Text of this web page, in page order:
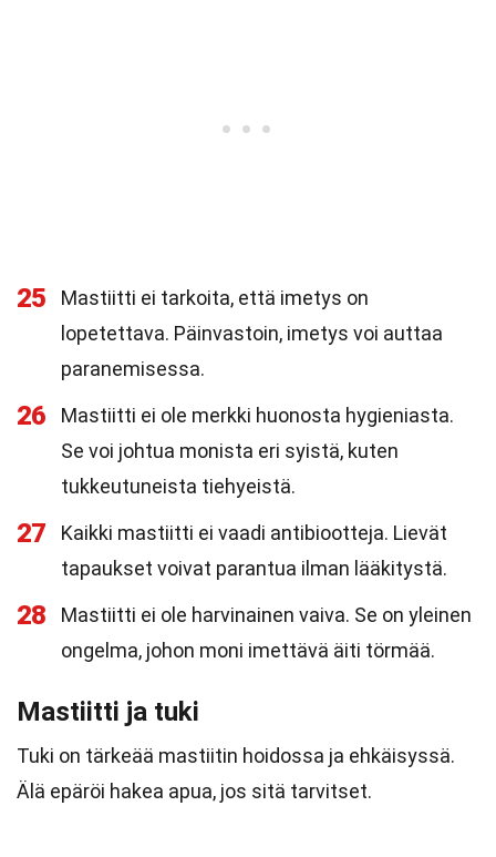
25
Mastiitti ei tarkoita, että imetys on
lopetettava. Päinvastoin, imetys voi auttaa
paranemisessa.
26
Mastiitti ei ole merkki huonosta hygieniasta.
Se voi johtua monista eri syistä, kuten
tukkeutuneista tiehyeistä.
27
Kaikki mastiitti ei vaadi antibiootteja. Lievät
tapaukset voivat parantua ilman lääkitystä.
28
Mastiitti ei ole harvinainen vaiva. Se on yleinen
ongelma, johon moni imettävä äiti törmää.
Mastiitti ja tuki
Tuki on tärkeää mastiitin hoidossa ja ehkäisyssä.
Älä epäröi hakea apua, jos sitä tarvitset.